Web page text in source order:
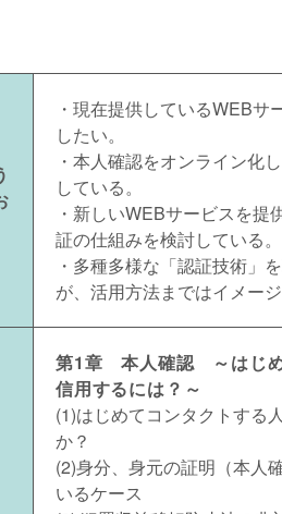
・現在提供しているWEB
したい。
・本人確認をオンライン化
している。
・新しいWEBサービスを
証の仕組みを検討している。
・多種多様な「認証技術」
が、活用方法まではイメージ
第1章 本人確認 ～はじめ
信用するには？～
(1)はじめてコンタクトする
か？
(2)身分、身元の証明（本人
いるケース